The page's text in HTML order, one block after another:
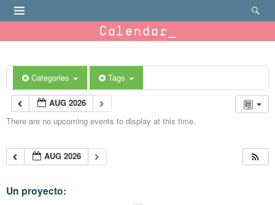
Calendar
Categories Tags
AUG 2026
There are no upcoming events to display at this time.
AUG 2026
Un proyecto: